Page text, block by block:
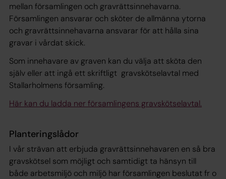
mellan församlingen och gravrättsinnehavarna.
Församlingen ansvarar och sköter de allmänna ytorna
och gravrättsinnehavarna ansvarar för att hålla sina
gravar i vårdat skick.
Som innehavare av graven kan du välja att sköta den
själv eller att ingå ett skriftligt gravskötselavtal med
Stallarholmens församling.
Här kan du ladda ner församlingens gravskötselavtal.
Planteringslådor
I vår strävan att erbjuda gravrättsinnehavaren en så bra
gravskötsel som möjligt och samtidigt ta hänsyn till
både arbetsmiljö och miljö har församlingen beslutat fr o